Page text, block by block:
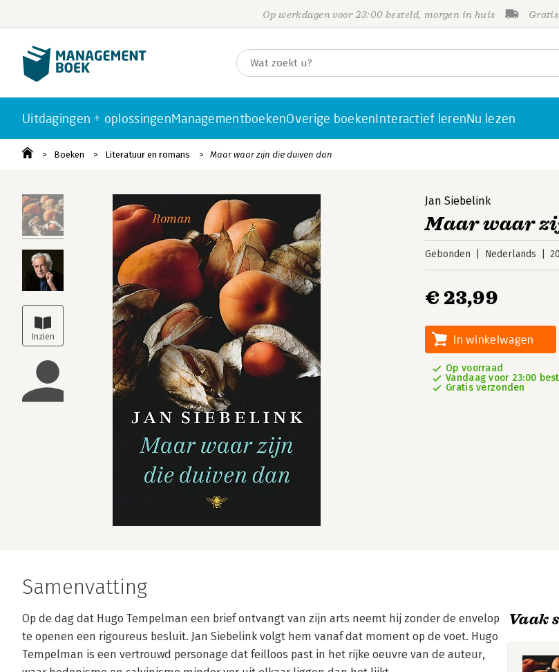
Op werkdagen voor 23:00 besteld, morgen in huis
Uitdagingen + oplossingenManagementboekenOverige boekenInteractief lerenNu lezen
Boeken Literatuur en romans Maar waar zijn die duiven dan
Jan Siebelink
Maar waar
Gebonden Nederlands
€ 23,99
In winkelwagen
Op voorraad
Vandaag voor 23:00
Gratis verzonden
Samenvatting
Op de dag dat Hugo Tempelman een brief ontvangt van zijn arts neemt hij zonder de envelop
te openen een rigoureus besluit. Jan Siebelink volgt hem vanaf dat moment op de voet. Hugo
Tempelman is een vertrouwd personage dat feilloos past in het rijke oeuvre van de auteur,
Vaak